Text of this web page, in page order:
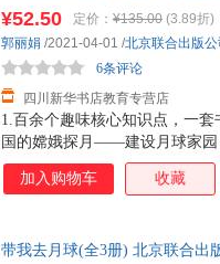
折，既给娃讲故事，又让娃学
名专家联合审订，两院院士签
读物。由中国航天科工二院二
1.百余个趣味核心知识点，一
国的嫦娥探月——建设月球家园
球的前世今生未来。2.中国风
携带月壤返回以来，第一套为
实风格的插画，让孩子身临其
¥52.50 定价： ¥135.00 (3.89折)
四川新华书店教育专营店
6条评论
郭丽娟 /2021-04-01 /北京联合出版
加入购物车 收藏
带我去月球(全3册) 北京联合出